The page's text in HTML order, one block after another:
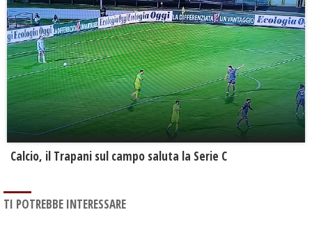
Calcio, il Trapani sul campo saluta la Serie C
TI POTREBBE INTERESSARE